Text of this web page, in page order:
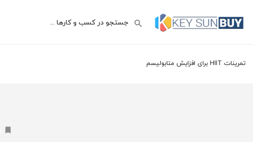
تمرینات HIIT برای افزایش متابولیسم